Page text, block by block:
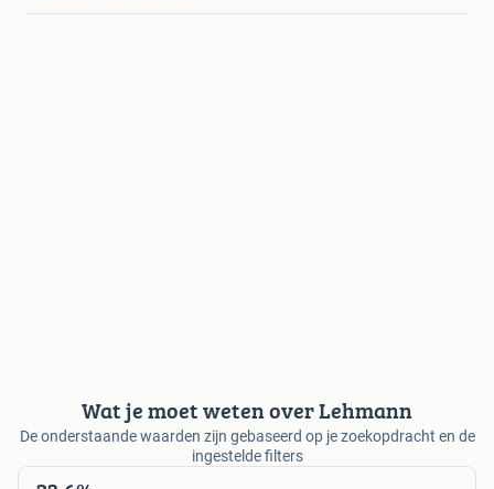
Wat je moet weten over Lehmann
De onderstaande waarden zijn gebaseerd op je zoekopdracht en de
ingestelde filters